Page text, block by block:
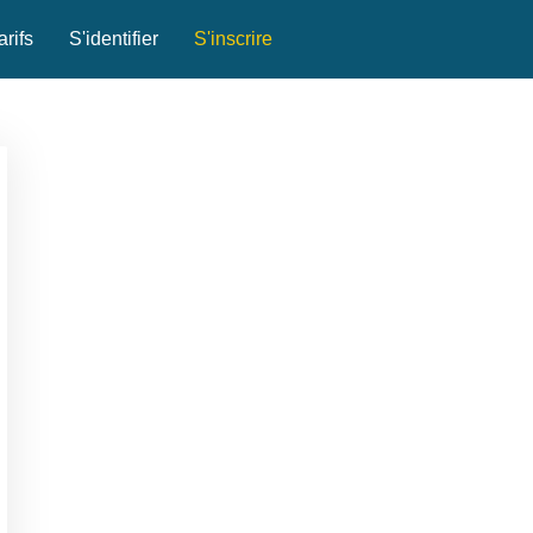
S'identifier S'inscrire